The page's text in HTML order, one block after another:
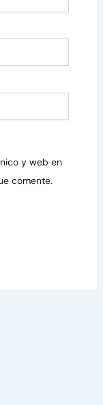
y web en
comente.